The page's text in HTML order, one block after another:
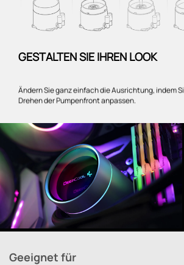
GESTALTEN SIE IHREN LOOK
Ändern Sie ganz einfach die Ausrichtung, indem
Drehen der Pumpenfront anpassen.
Geeignet für